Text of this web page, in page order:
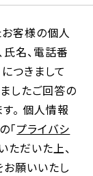
客様の個人
氏名、電話番
つきまして
したご回答の
。 個人情報
「プライバシ
ただいた上、
願いいたし